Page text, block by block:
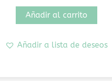
Añadir al carrito
Añadir a lista de deseos